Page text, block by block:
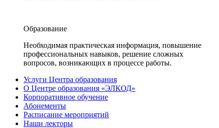
Образование
Необходимая практическая информация, повышение
профессиональных навыков, решение сложных
вопросов, возникающих в процессе работы.
Услуги Центра образования
О Центре образования «ЭЛКОД»
Корпоративное обучение
Абонементы
Расписание мероприятий
Наши лекторы